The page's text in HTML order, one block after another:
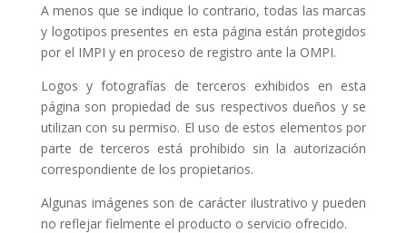
A menos que se indique lo contrario, todas las marcas
y logotipos presentes en esta página están protegidos
por el IMPI y en proceso de registro ante la OMPI.
Logos y fotografías de terceros exhibidos en esta
página son propiedad de sus respectivos dueños y se
utilizan con su permiso. El uso de estos elementos por
parte de terceros está prohibido sin la autorización
correspondiente de los propietarios.
Algunas imágenes son de carácter ilustrativo y pueden
no reflejar fielmente el producto o servicio ofrecido.